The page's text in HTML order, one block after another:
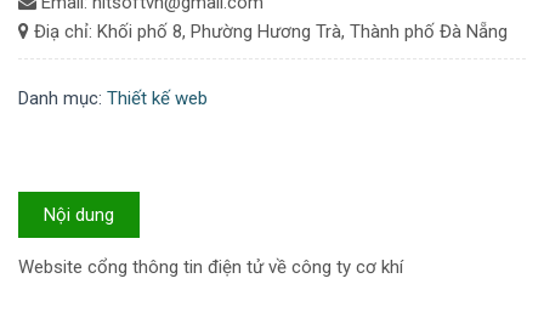
Điạ chỉ: Khối phố 8, Phường Hương Trà, Thành phố Đà Nẵng
Danh mục: Thiết kế web
Nội dung
Website cổng thông tin điện tử về công ty cơ khí